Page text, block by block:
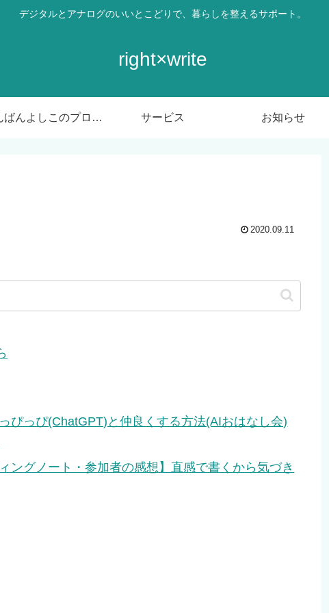
デジタルとアナログのいいとこどりで、暮らしを整えるサポート。
right×write
ばんばんよしこのプロフィール サービス お知らせ
2020.09.11
ぴっぴ(ChatGPT)と仲良くする方法(AIおはなし会)
ングノート・参加者の感想】直感で書くから気づき